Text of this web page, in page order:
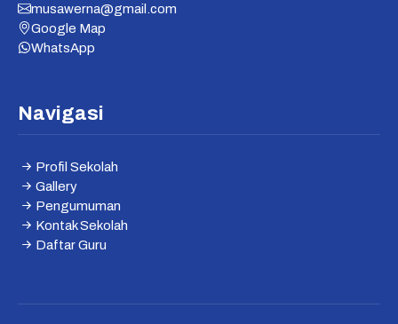
musawerna@gmail.com
Google Map
WhatsApp
Navigasi
Profil Sekolah
Gallery
Pengumuman
Kontak Sekolah
Daftar Guru